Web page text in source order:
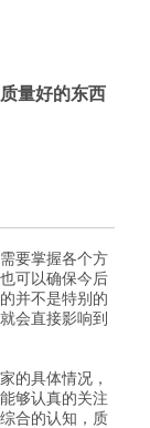
量好的东西
需要掌握各个方
可以确保今后
并不是特别的
会直接影响到
的具体情况，
够认真的关注
合的认知，质